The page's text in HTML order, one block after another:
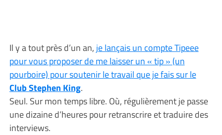
Il y a tout près d’un an, je lançais un compte Tipeee
pour vous proposer de me laisser un « tip » (un
pourboire) pour soutenir le travail que je fais sur le
Club Stephen King.
Seul. Sur mon temps libre. Où, régulièrement je passe
une dizaine d’heures pour retranscrire et traduire des
interviews.